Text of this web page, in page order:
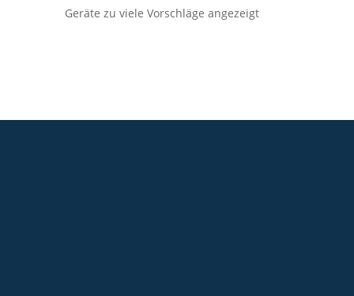
Geräte zu viele Vorschläge angezeigt